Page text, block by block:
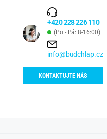
+420 228 226 110
(Po - Pá: 8-16:00)
info@budchlap.cz
KONTAKTUJTE NÁS